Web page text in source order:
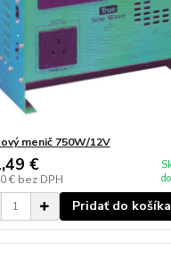
menič 750W/12V
€
€ bez DPH
Pridať do košíka